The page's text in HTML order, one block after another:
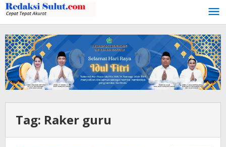
Lewati
ke
konten
Tag: Raker guru